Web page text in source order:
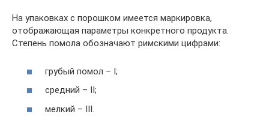
На упаковках с порошком имеется маркировка,
отображающая параметры конкретного продукта.
Степень помола обозначают римскими цифрами:
грубый помол – I;
средний – II;
мелкий – III.